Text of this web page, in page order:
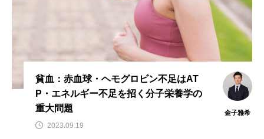
ビタミンE
プレバイオティクス
プロバイオティクス マグネシウム
マンガン モリブデン ヨウ素 亜鉛
亜鉛、銅
微量ミネラル
貧血：赤血球・ヘモグロビン不足はAT
P・エネルギー不足を招く分子栄養学の
重大問題
金子雅希
2023.09.19